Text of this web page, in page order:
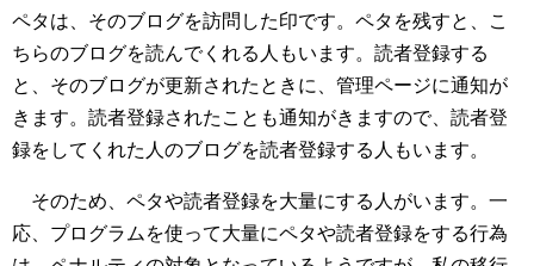
ペタは、そのブログを訪問した印です。ペタを残すと、こ
ちらのブログを読んでくれる人もいます。読者登録する
と、そのブログが更新されたときに、管理ページに通知が
きます。読者登録されたことも通知がきますので、読者登
録をしてくれた人のブログを読者登録する人もいます。
そのため、ペタや読者登録を大量にする人がいます。一
応、プログラムを使って大量にペタや読者登録をする行為